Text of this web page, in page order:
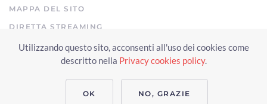
MAPPA DEL SITO
DIRETTA STREAMING
Copyright © 2023 Arezzo TV. Tutti i diritti riservati.
drone
applicativo video yutub 2023 by clickandfly
Utilizzando questo sito, acconsenti all'uso dei cookies come
descritto nella Privacy cookies policy.
OK NO, GRAZIE